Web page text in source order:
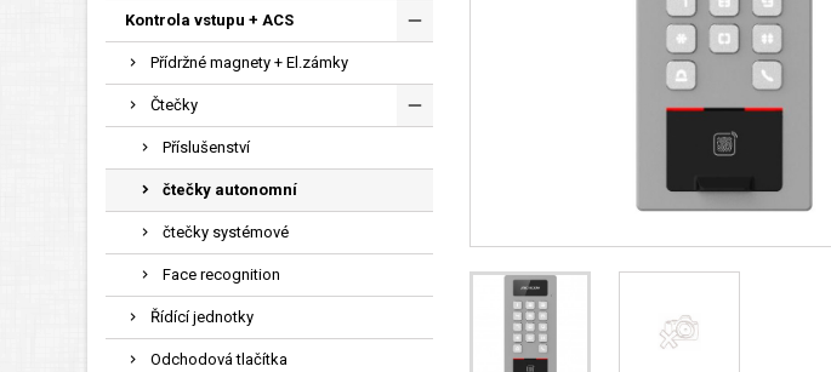
Kontrola vstupu + ACS
Přídržné magnety + El.zámky
Čtečky
Příslušenství
čtečky autonomní
čtečky systémové
Face recognition
Řídící jednotky
Odchodová tlačítka